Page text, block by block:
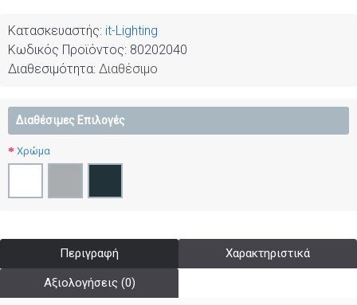
Κατασκευαστής: it-Lighting
Κωδικός Προϊόντος: 80202040
Διαθεσιμότητα: Διαθέσιμο
Διαθέσιμες Επιλογές
Χρώμα
Περιγραφή Χαρακτηριστικά
Αξιολογήσεις (0)